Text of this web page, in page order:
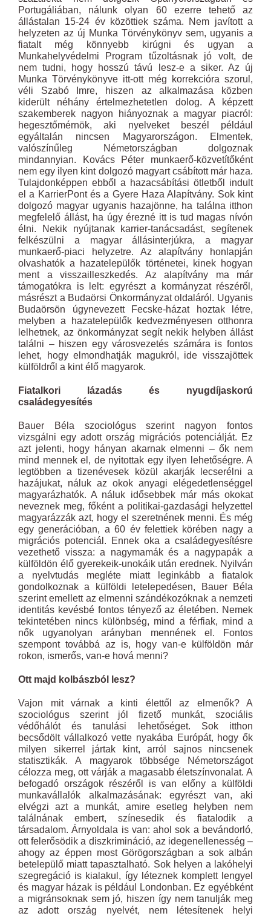
Portugáliában, nálunk olyan 60 ezerre tehető az
állástalan 15-24 év közöttiek száma. Nem javított a
helyzeten az új Munka Törvénykönyv sem, ugyanis a
fiatalt még könnyebb kirúgni és ugyan a
Munkahelyvédelmi Program tűzoltásnak jó volt, de
nem tudni, hogy hosszú távú lesz-e a siker. Az új
Munka Törvénykönyve itt-ott még korrekcióra szorul,
véli Szabó Imre, hiszen az alkalmazása közben
kiderült néhány értelmezhetetlen dolog. A képzett
szakemberek nagyon hiányoznak a magyar piacról:
hegesztőmérnök, aki nyelveket beszél például
egyáltalán nincsen Magyarországon. Elmentek,
valószínűleg Németországban dolgoznak
mindannyian. Kovács Péter munkaerő-közvetítőként
nem egy ilyen kint dolgozó magyart csábított már haza.
Tulajdonképpen ebből a hazacsábítási ötletből indult
el a KarrierPont és a Gyere Haza Alapítvány. Sok kint
dolgozó magyar ugyanis hazajönne, ha találna itthon
megfelelő állást, ha úgy érezné itt is tud magas nívón
élni. Nekik nyújtanak karrier-tanácsadást, segítenek
felkészülni a magyar állásinterjúkra, a magyar
munkaerő-piaci helyzetre. Az alapítvány honlapján
olvashatók a hazatelepülők történetei, kinek hogyan
ment a visszailleszkedés. Az alapítvány ma már
támogatókra is lelt: egyrészt a kormányzat részéről,
másrészt a Budaörsi Önkormányzat oldaláról. Ugyanis
Budaörsön úgynevezett Fecske-házat hoztak létre,
melyben a hazatelepülők kedvezményesen otthonra
lelhetnek, az önkormányzat segít nekik helyben állást
találni – hiszen egy városvezetés számára is fontos
lehet, hogy elmondhatják magukról, ide visszajöttek
külföldről a kint élő magyarok.
Fiatalkori lázadás és nyugdíjaskorú
családegyesítés
Bauer Béla szociológus szerint nagyon fontos
vizsgálni egy adott ország migrációs potenciálját. Ez
azt jelenti, hogy hányan akarnak elmenni – ők nem
mind mennek el, de nyitottak egy ilyen lehetőségre. A
legtöbben a tizenévesek közül akarják lecserélni a
hazájukat, náluk az okok anyagi elégedetlenséggel
magyarázhatók. A náluk idősebbek már más okokat
neveznek meg, főként a politikai-gazdasági helyzettel
magyarázzák azt, hogy el szeretnének menni. És még
egy generációban, a 60 év felettiek körében nagy a
migrációs potenciál. Ennek oka a családegyesítésre
vezethető vissza: a nagymamák és a nagypapák a
külföldön élő gyerekeik-unokáik után erednek. Nyilván
a nyelvtudás megléte miatt leginkább a fiatalok
gondolkoznak a külföldi letelepedésen, Bauer Béla
szerint emellett az elmenni szándékozóknak a nemzeti
identitás kevésbé fontos tényező az életében. Nemek
tekintetében nincs különbség, mind a férfiak, mind a
nők ugyanolyan arányban mennének el. Fontos
szempont továbbá az is, hogy van-e külföldön már
rokon, ismerős, van-e hová menni?
Ott majd kolbászból lesz?
Vajon mit várnak a kinti élettől az elmenők? A
szociológus szerint jól fizető munkát, szociális
védőhálót és tanulási lehetőséget. Sok itthon
becsődölt vállalkozó vette nyakába Európát, hogy ők
milyen sikerrel jártak kint, arról sajnos nincsenek
statisztikák. A magyarok többsége Németországot
célozza meg, ott várják a magasabb életszínvonalat. A
befogadó országok részéről is van előny a külföldi
munkavállalók alkalmazásának: egyrészt van, aki
elvégzi azt a munkát, amire esetleg helyben nem
találnának embert, színesedik és fiatalodik a
társadalom. Árnyoldala is van: ahol sok a bevándorló,
ott felerősödik a diszkrimináció, az idegenellenesség –
ahogy az éppen most Görögországban a sok albán
betelepülő miatt tapasztalható. Sok helyen a lakóhelyi
szegregáció is kialakul, így léteznek komplett lengyel
és magyar házak is például Londonban. Ez egyébként
a migránsoknak sem jó, hiszen így nem tanulják meg
az adott ország nyelvét, nem létesítenek helyi